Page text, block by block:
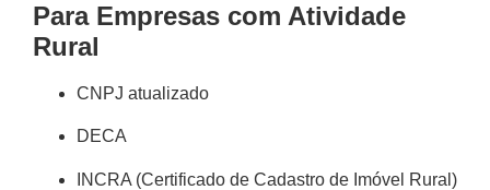
Para Empresas com Atividade
Rural
CNPJ atualizado
DECA
INCRA (Certificado de Cadastro de Imóvel Rural)